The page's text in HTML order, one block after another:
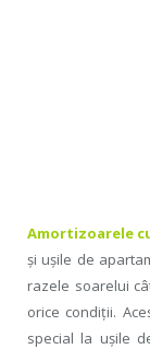
Amortizoarele
şi uşile de
razele soarelui
orice condiţii.
special la uşile